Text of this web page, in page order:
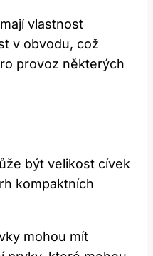
vlastnost
v obvodu, což
provoz některých
být velikost cívek
kompaktních
mohou mít